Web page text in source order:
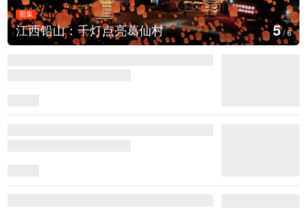
图集
上海：七彩稻田画迎最佳观赏期
6/6